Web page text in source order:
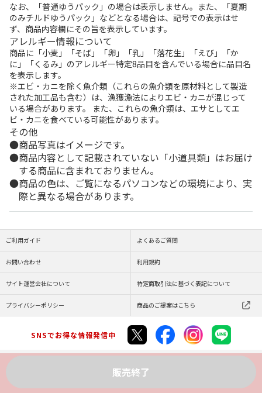
なお、「普通ゆうパック」の場合は表示しません。また、「夏期
のみチルドゆうパック」などとなる場合は、記号での表示はせ
ず、商品内容欄にその旨を表示しています。
アレルギー情報について
商品に「小麦」「そば」「卵」「乳」「落花生」「えび」「か
に」「くるみ」のアレルギー特定8品目を含んでいる場合に品目名
を表示します。
※エビ・カニを除く魚介類（これらの魚介類を原材料として製造
された加工品も含む）は、漁獲漁法によりエビ・カニが混じって
いる場合があります。 また、これらの魚介類は、エサとしてエ
ビ・カニを食べている可能性があります。
その他
商品写真はイメージです。
商品内容として記載されていない「小道具類」はお届け
する商品に含まれておりません。
商品の色は、ご覧になるパソコンなどの環境により、実
際と異なる場合があります。
販売終了
ご利用ガイド よくあるご質問
お問い合わせ 利用規約
サイト運営会社について 特定商取引法に基づく表記について
プライバシーポリシー 商品のご提案はこちら
SNSでお得な情報発信中